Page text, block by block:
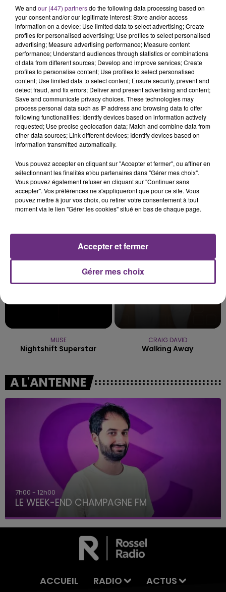
7 août 2026
LA CENTRALE NUCLÉAIRE DE CHOOZ
TOUJOURS À L'ARRÊT
Cela fait déjà une semaine que la centrale
nucléaire ardennaise est à l'arrêt. Une situation
justifiée par la sécheresse intense qui est toujours
présente.
7 août 2026
LE MAGASIN JOUÉCLUB DE REIMS FERME
SES PORTES
C'était l'une des institutions du centre-ville
rémois. Le magasin JouéClub est contraint de
fermer ses portes.
TITRES DIFFUSÉS
17h25
17h25
MUSE
Nightshift Superstar
17h22
17h22
CRAIG DAVID
Walking Away
A L'ANTENNE
7h00 - 12h00
LE WEEK-END CHAMPAGNE FM
ACCUEIL RADIO ACTUS
We and our (447) partnersdo the following data processing based on
your consent and/or our legitimate interest: Store and/or access
information on a device; Use limited data to select advertising; Create
profiles for personalised advertising; Use profiles to select personalised
advertising; Measure advertising performance; Measure content
performance; Understand audiences through statistics or combinations
of data from different sources; Develop and improve services; Create
profiles to personalise content; Use profiles to select personalised
content; Use limited data to select content; Ensure security, prevent and
detect fraud, and fix errors; Deliver and present advertising and content;
Save and communicate privacy choices. These technologies may
process personal data such as IP address and browsing data to offer
following functionalities: Identify devices based on information actively
requested; Use precise geolocation data; Match and combine data from
other data sources; Link different devices; Identify devices based on
information transmitted automatically.
Vous pouvez accepter en cliquant sur "Accepter et fermer", ou affiner en
sélectionnant les finalités et/ou partenaires dans "Gérer mes choix".
Vous pouvez également refuser en cliquant sur "Continuer sans
accepter". Vos préférences ne s'appliqueront que pour ce site. Vous
pouvez mettre à jour vos choix, ou retirer votre consentement à tout
moment via le lien "Gérer les cookies" situé en bas de chaque page.
Gérer mes choix
Accepter et fermer